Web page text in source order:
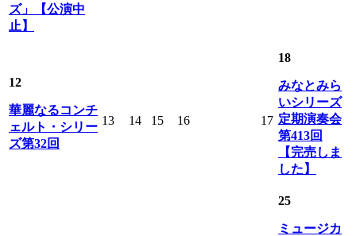
ズ」【公演中
止】
12
華麗なるコンチ
ェルト・シリー
ズ第32回
13 14 15 16 17
18
みなとみら
いシリーズ
定期演奏会
第413回
【完売しま
した】
25
ミュージカ